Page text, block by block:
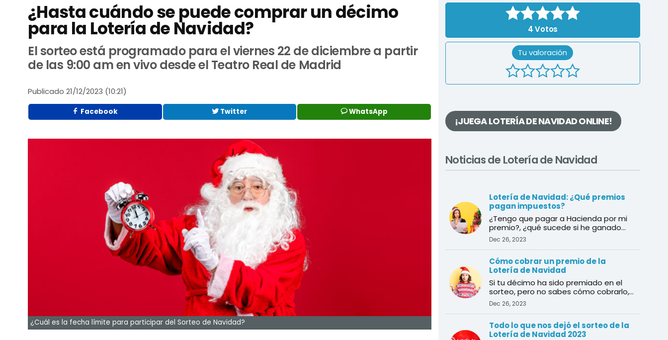
¿Hasta cuándo se puede comprar un décimo
para la Lotería de Navidad?
El sorteo está programado para el viernes 22 de diciembre a partir
de las 9:00 am en vivo desde el Teatro Real de Madrid
Publicado 21/12/2023 (10:21)
Facebook Twitter WhatsApp
¿Cuál es la fecha límite para participar del Sorteo de Navidad?
4Votos
Tu valoración
¡JUEGA LOTERÍA DE NAVIDAD ONLINE!
Noticias de Lotería de Navidad
Lotería de Navidad: ¿Qué premios
pagan impuestos?
¿Tengo que pagar a Hacienda por mi
premio?, ¿qué sucede si he ganado
varios premios?, ¿cuál es e ...
Dec 26, 2023
Cómo cobrar un premio de la
Lotería de Navidad
Si tu décimo ha sido premiado en el
sorteo, pero no sabes cómo cobrarlo,
en esta guía te explica ...
Dec 26, 2023
Todo lo que nos dejó el sorteo de la
Lotería de Navidad 2023